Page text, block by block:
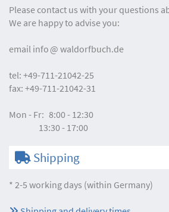
Please contact us with your questions
We are happy to advise you:
email info waldorfbuch.de
tel: +49-711-21042-25
fax: +49-711-21042-31
Mon - Fr: 8:00 - 12:30
13:30 - 17:00
Shipping
* 2-5 working days (within Germany)